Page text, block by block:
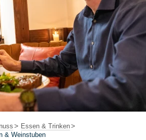
Veranstaltungen
& Service
Blog Karte
Essen & Trinken
& Weinstuben